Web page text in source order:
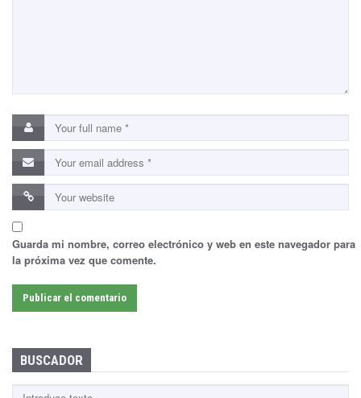
Guarda mi nombre, correo electrónico y web en este navegador para
la próxima vez que comente.
BUSCADOR